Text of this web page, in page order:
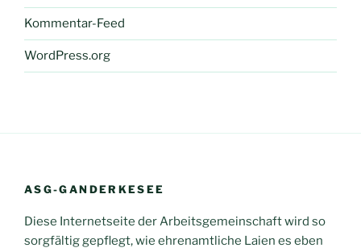
Kommentar-Feed
WordPress.org
ASG-GANDERKESEE
Diese Internetseite der Arbeitsgemeinschaft wird so
sorgfältig gepflegt, wie ehrenamtliche Laien es eben